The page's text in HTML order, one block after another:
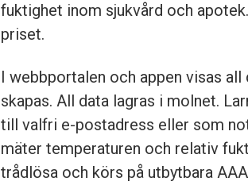
fuktighet inom sjukvård och
priset.
I webbportalen och appen visas
skapas. All data lagras i molnet.
till valfri e-postadress eller som
mäter temperaturen och relativ
trådlösa och körs på utbytbara